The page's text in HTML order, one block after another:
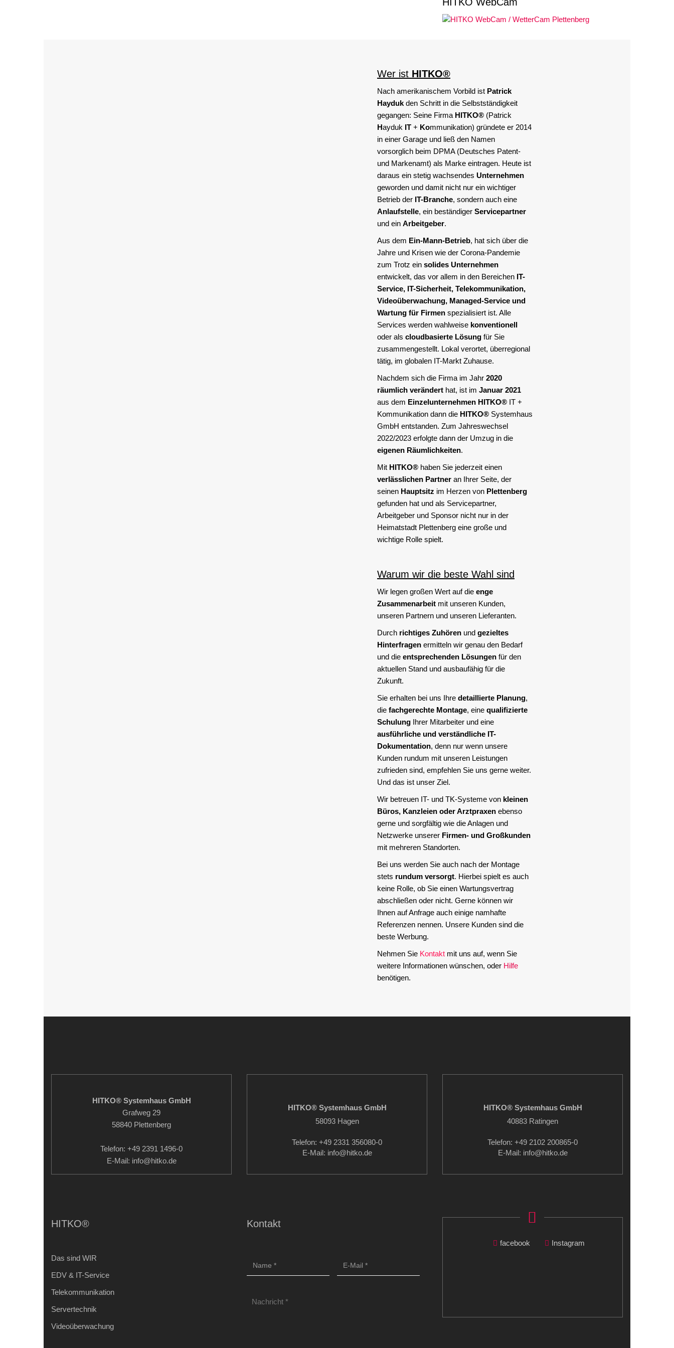
Wer ist HITKO®
Nach amerikanischem Vorbild ist Patrick
Hayduk den Schritt in die Selbstständigkeit
gegangen: Seine Firma HITKO® (Patrick
Hayduk IT + Kommunikation) gründete er 2014
in einer Garage und ließ den Namen
vorsorglich beim DPMA (Deutsches Patent-
und Markenamt) als Marke eintragen. Heute ist
daraus ein stetig wachsendes Unternehmen
geworden und damit nicht nur ein wichtiger
Betrieb der IT-Branche, sondern auch eine
Anlaufstelle, ein beständiger Servicepartner
und ein Arbeitgeber.
Aus dem Ein-Mann-Betrieb, hat sich über die
Jahre und Krisen wie der Corona-Pandemie
zum Trotz ein solides Unternehmen
entwickelt, das vor allem in den Bereichen IT-
Service, IT-Sicherheit, Telekommunikation,
Videoüberwachung, Managed-Service und
Wartung für Firmen spezialisiert ist. Alle
Services werden wahlweise konventionell
oder als cloudbasierte Lösung für Sie
zusammengestellt. Lokal verortet, überregional
tätig, im globalen IT-Markt Zuhause.
Nachdem sich die Firma im Jahr 2020
räumlich verändert hat, ist im Januar 2021
aus dem Einzelunternehmen HITKO® IT +
Kommunikation dann die HITKO® Systemhaus
GmbH entstanden. Zum Jahreswechsel
2022/2023 erfolgte dann der Umzug in die
eigenen Räumlichkeiten.
Mit HITKO® haben Sie jederzeit einen
verlässlichen Partner an Ihrer Seite, der
seinen Hauptsitz im Herzen von Plettenberg
gefunden hat und als Servicepartner,
Arbeitgeber und Sponsor nicht nur in der
Heimatstadt Plettenberg eine große und
wichtige Rolle spielt.
Warum wir die beste Wahl sind
Wir legen großen Wert auf die enge
Zusammenarbeit mit unseren Kunden,
unseren Partnern und unseren Lieferanten.
Durch richtiges Zuhören und gezieltes
Hinterfragen ermitteln wir genau den Bedarf
und die entsprechenden Lösungen für den
aktuellen Stand und ausbaufähig für die
Zukunft.
Sie erhalten bei uns Ihre detaillierte Planung,
die fachgerechte Montage, eine qualifizierte
Schulung Ihrer Mitarbeiter und eine
ausführliche und verständliche IT-
Dokumentation, denn nur wenn unsere
Kunden rundum mit unseren Leistungen
zufrieden sind, empfehlen Sie uns gerne weiter.
Und das ist unser Ziel.
Wir betreuen IT- und TK-Systeme von kleinen
Büros, Kanzleien oder Arztpraxen ebenso
gerne und sorgfältig wie die Anlagen und
Netzwerke unserer Firmen- und Großkunden
mit mehreren Standorten.
Bei uns werden Sie auch nach der Montage
stets rundum versorgt. Hierbei spielt es auch
keine Rolle, ob Sie einen Wartungsvertrag
abschließen oder nicht. Gerne können wir
Ihnen auf Anfrage auch einige namhafte
Referenzen nennen. Unsere Kunden sind die
beste Werbung.
Nehmen Sie Kontakt mit uns auf, wenn Sie
weitere Informationen wünschen, oder Hilfe
benötigen.
HITKO® Systemhaus GmbH
Grafweg 29
58840 Plettenberg
Telefon: +49 2391 1496-0
E-Mail: info@hitko.de
HITKO® Systemhaus GmbH
58093 Hagen
Telefon: +49 2331 356080-0
E-Mail: info@hitko.de
HITKO® Systemhaus GmbH
40883 Ratingen
Telefon: +49 2102 200865-0
E-Mail: info@hitko.de
HITKO®
Das sind WIR
EDV & IT-Service
Telekommunikation
Servertechnik
Videoüberwachung
Kontakt
facebook Instagram